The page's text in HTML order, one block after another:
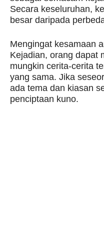
Secara keseluruhan,
besar daripada
Mengingat kesamaan
Kejadian, orang dapat
mungkin cerita-cerita
yang sama. Jika
ada tema dan kiasan
penciptaan kuno.